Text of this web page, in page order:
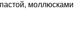
моллюсками